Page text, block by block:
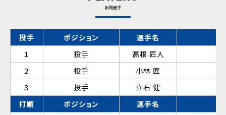
出場選手
投手 ポジション 選手名
１
投手 髙根 匠人
２
投手
小林 匠
３
投手
立石 健
打順
ポジション 選手名